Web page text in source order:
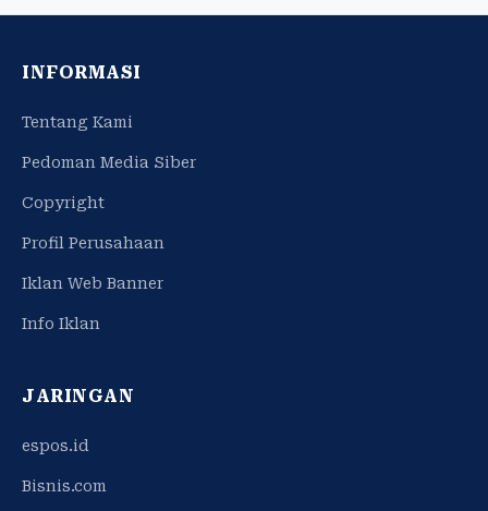
INFORMASI
Tentang Kami
Pedoman Media Siber
Copyright
Profil Perusahaan
Iklan Web Banner
Info Iklan
JARINGAN
espos.id
Bisnis.com